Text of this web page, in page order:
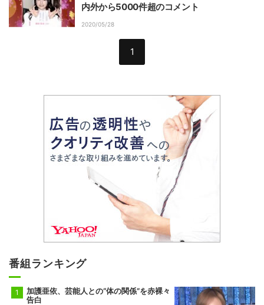
内外から5000件超のコメント
2020/05/28
1
番組ランキング
加護亜依、芸能人との“体の関係”を赤裸々
告白